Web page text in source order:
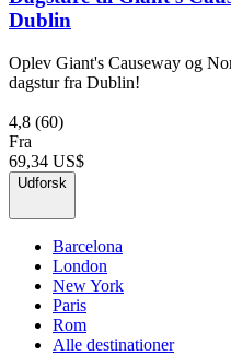
Dublin
Oplev Giant's Causeway og
dagstur fra Dublin!
4,8 (60)
Fra
69,34 US$
Udforsk
Barcelona
London
New York
Paris
Rom
Alle destinationer